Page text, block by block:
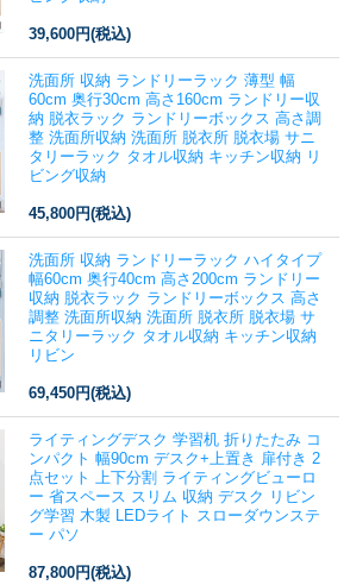
39,600円(税込)
洗面所 収納 ランドリーラック 薄型 幅
60cm 奥行30cm 高さ160cm ランドリー収
納 脱衣ラック ランドリーボックス 高さ調
整 洗面所収納 洗面所 脱衣所 脱衣場 サニ
タリーラック タオル収納 キッチン収納 リ
ビング収納
45,800円(税込)
洗面所 収納 ランドリーラック ハイタイプ
幅60cm 奥行40cm 高さ200cm ランドリー
収納 脱衣ラック ランドリーボックス 高さ
調整 洗面所収納 洗面所 脱衣所 脱衣場 サ
ニタリーラック タオル収納 キッチン収納
リビン
69,450円(税込)
ライティングデスク 学習机 折りたたみ コ
ンパクト 幅90cm デスク+上置き 扉付き 2
点セット 上下分割 ライティングビューロ
ー 省スペース スリム 収納 デスク リビン
グ学習 木製 LEDライト スローダウンステ
ー パソ
87,800円(税込)